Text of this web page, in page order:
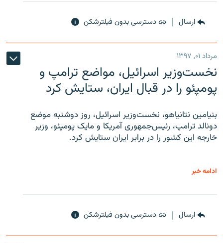
ارسال دسترسی بدون فیلترشکن
مرداد ۰۱, ۱۳۹۷
نخست‌وزیر اسرائیل، مواضع ترامپ و
پومپئو را در قبال ایران، ستایش کرد
بنیامین نتانیاهو، نخست‌وزیر اسرائیل، روز دوشنبه موضع
دونالد ترامپ، رئیس‌جمهوری آمریکا و مایک پومپئو، وزیر
خارجه این کشور را در برابر ایران ستایش کرد.
ادامه خبر
ارسال دسترسی بدون فیلترشکن